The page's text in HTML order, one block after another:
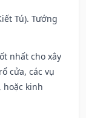
Tú). Tướng
nhất cho xây
cửa, các vụ
hoặc kinh